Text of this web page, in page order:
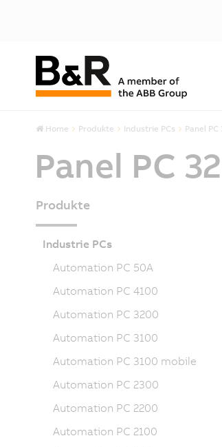
Home Produkte Industrie PCs Panel
Panel PC
Produkte
Industrie PCs
Automation PC 50A
Automation PC 4100
Automation PC 3200
Automation PC 3100
Automation PC 3100 mobile
Automation PC 2300
Automation PC 2200
Automation PC 2100